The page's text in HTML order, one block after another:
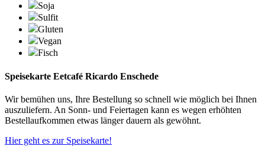
Soja
Sulfit
Gluten
Vegan
Fisch
Speisekarte Eetcafé Ricardo Enschede
Wir bemühen uns, Ihre Bestellung so schnell wie möglich bei Ihnen
auszuliefern. An Sonn- und Feiertagen kann es wegen erhöhten
Bestellaufkommen etwas länger dauern als gewöhnt.
Hier geht es zur Speisekarte!